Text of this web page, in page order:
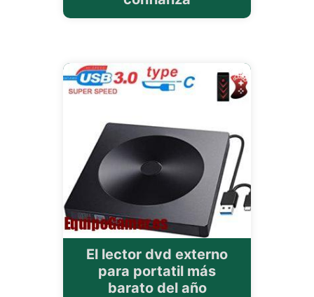
El lector dvd externo
para portatil más
barato del año